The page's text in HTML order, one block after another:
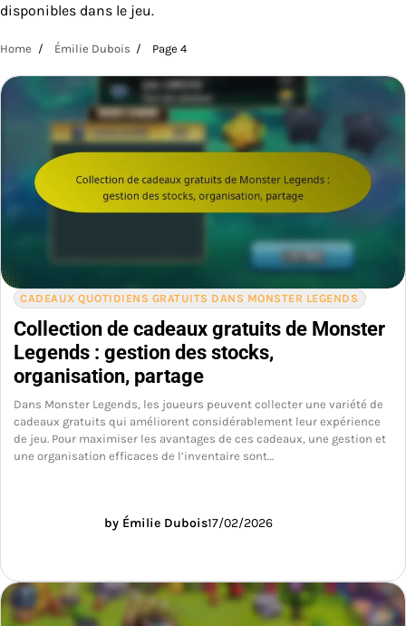
disponibles dans le jeu.
Home Émilie Dubois Page 4
CADEAUX QUOTIDIENS GRATUITS DANS MONSTER LEGENDS
Collection de cadeaux gratuits de Monster
Legends : gestion des stocks,
organisation, partage
Dans Monster Legends, les joueurs peuvent collecter une variété de
cadeaux gratuits qui améliorent considérablement leur expérience
de jeu. Pour maximiser les avantages de ces cadeaux, une gestion et
une organisation efficaces de l’inventaire sont…
by Émilie Dubois17/02/2026